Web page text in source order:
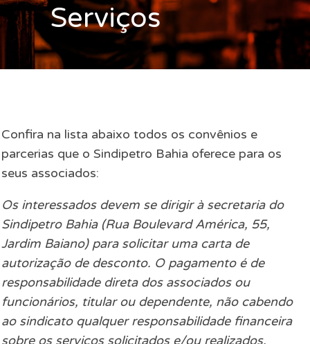
Serviços
Confira na lista abaixo todos os convênios e
parcerias que o Sindipetro Bahia oferece para os
seus associados:
Os interessados devem se dirigir à secretaria do
Sindipetro Bahia (Rua Boulevard América, 55,
Jardim Baiano) para solicitar uma carta de
autorização de desconto. O pagamento é de
responsabilidade direta dos associados ou
funcionários, titular ou dependente, não cabendo
ao sindicato qualquer responsabilidade financeira
sobre os serviços solicitados e/ou realizados.